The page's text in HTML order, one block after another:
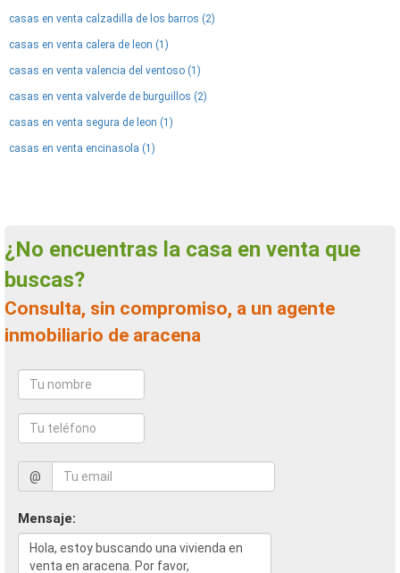
casas en venta calzadilla de los barros (2)
casas en venta calera de leon (1)
casas en venta valencia del ventoso (1)
casas en venta valverde de burguillos (2)
casas en venta segura de leon (1)
casas en venta encinasola (1)
¿No encuentras la casa en venta que
buscas?
Consulta, sin compromiso, a un agente
inmobiliario de aracena
@
Mensaje: